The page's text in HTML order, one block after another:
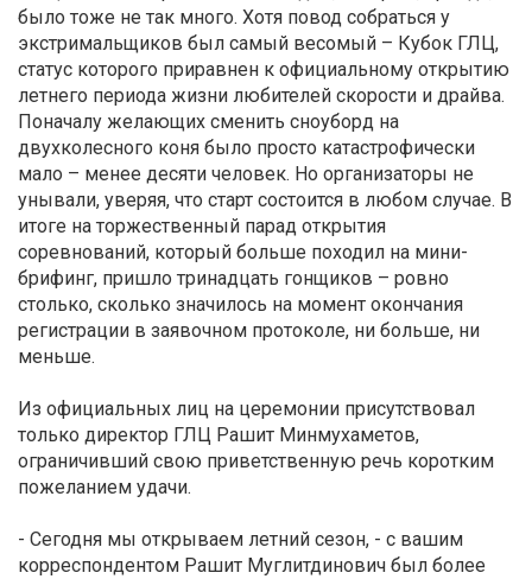
было тоже не так много. Хотя повод собраться у
экстримальщиков был самый весомый – Кубок ГЛЦ,
статус которого приравнен к официальному открытию
летнего периода жизни любителей скорости и драйва.
Поначалу желающих сменить сноуборд на
двухколесного коня было просто катастрофически
мало – менее десяти человек. Но организаторы не
унывали, уверяя, что старт состоится в любом случае. В
итоге на торжественный парад открытия
соревнований, который больше походил на мини-
брифинг, пришло тринадцать гонщиков – ровно
столько, сколько значилось на момент окончания
регистрации в заявочном протоколе, ни больше, ни
меньше.
Из официальных лиц на церемонии присутствовал
только директор ГЛЦ Рашит Минмухаметов,
ограничивший свою приветственную речь коротким
пожеланием удачи.
- Сегодня мы открываем летний сезон, - с вашим
корреспондентом Рашит Муглитдинович был более